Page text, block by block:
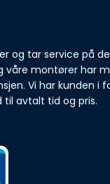
og tar service på
våre montører har
Vi har kunden i
til avtalt tid og pris.